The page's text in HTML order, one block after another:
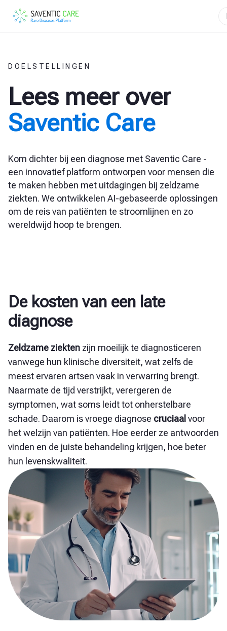
DOELSTELLINGEN
Lees meer over
Saventic Care
Kom dichter bij een diagnose met Saventic Care -
een innovatief platform ontworpen voor mensen die
te maken hebben met uitdagingen bij zeldzame
ziekten. We ontwikkelen AI-gebaseerde oplossingen
om de reis van patiënten te stroomlijnen en zo
wereldwijd hoop te brengen.
De kosten van een late
diagnose
Zeldzame ziekten zijn moeilijk te diagnosticeren
vanwege hun klinische diversiteit, wat zelfs de
meest ervaren artsen vaak in verwarring brengt.
Naarmate de tijd verstrijkt, verergeren de
symptomen, wat soms leidt tot onherstelbare
schade. Daarom is vroege diagnose cruciaal voor
het welzijn van patiënten. Hoe eerder ze antwoorden
vinden en de juiste behandeling krijgen, hoe beter
hun levenskwaliteit.